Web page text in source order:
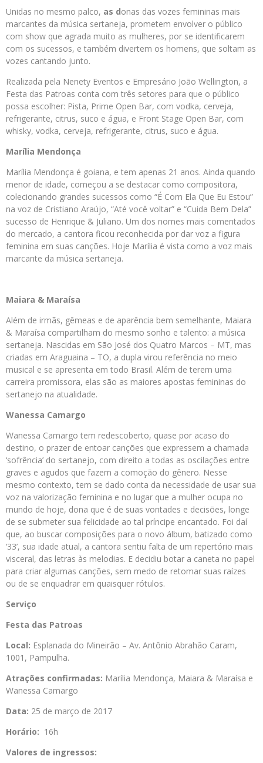
Unidas no mesmo palco, as donas das vozes femininas mais
marcantes da música sertaneja, prometem envolver o público
com show que agrada muito as mulheres, por se identificarem
com os sucessos, e também divertem os homens, que soltam as
vozes cantando junto.
Realizada pela Nenety Eventos e Empresário João Wellington, a
Festa das Patroas conta com três setores para que o público
possa escolher: Pista, Prime Open Bar, com vodka, cerveja,
refrigerante, citrus, suco e água, e Front Stage Open Bar, com
whisky, vodka, cerveja, refrigerante, citrus, suco e água.
Marília Mendonça
Marília Mendonça é goiana, e tem apenas 21 anos. Ainda quando
menor de idade, começou a se destacar como compositora,
colecionando grandes sucessos como “É Com Ela Que Eu Estou”
na voz de Cristiano Araújo, “Até você voltar” e “Cuida Bem Dela”
sucesso de Henrique & Juliano. Um dos nomes mais comentados
do mercado, a cantora ficou reconhecida por dar voz a figura
feminina em suas canções. Hoje Marília é vista como a voz mais
marcante da música sertaneja.
Maiara & Maraísa
Além de irmãs, gêmeas e de aparência bem semelhante, Maiara
& Maraísa compartilham do mesmo sonho e talento: a música
sertaneja. Nascidas em São José dos Quatro Marcos – MT, mas
criadas em Araguaina – TO, a dupla virou referência no meio
musical e se apresenta em todo Brasil. Além de terem uma
carreira promissora, elas são as maiores apostas femininas do
sertanejo na atualidade.
Wanessa Camargo
Wanessa Camargo tem redescoberto, quase por acaso do
destino, o prazer de entoar canções que expressem a chamada
‘sofrência’ do sertanejo, com direito a todas as oscilações entre
graves e agudos que fazem a comoção do gênero. Nesse
mesmo contexto, tem se dado conta da necessidade de usar sua
voz na valorização feminina e no lugar que a mulher ocupa no
mundo de hoje, dona que é de suas vontades e decisões, longe
de se submeter sua felicidade ao tal príncipe encantado. Foi daí
que, ao buscar composições para o novo álbum, batizado como
‘33’, sua idade atual, a cantora sentiu falta de um repertório mais
visceral, das letras às melodias. E decidiu botar a caneta no papel
para criar algumas canções, sem medo de retomar suas raízes
ou de se enquadrar em quaisquer rótulos.
Serviço
Festa das Patroas
Local: Esplanada do Mineirão – Av. Antônio Abrahão Caram,
1001, Pampulha.
Atrações confirmadas: Marília Mendonça, Maiara & Maraísa e
Wanessa Camargo
Data: 25 de março de 2017
Horário: 16h
Valores de ingressos: